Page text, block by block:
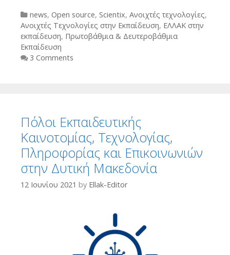
Categories
news, Open source, Scientix, Ανοιχτές τεχνολογίες,
Ανοιχτές Τεχνολογίες στην Εκπαίδευση, ΕΛΛΑΚ στην
εκπαίδευση, Πρωτοβάθμια & Δευτεροβάθμια
Εκπαίδευση
3 Comments
Πόλοι Εκπαιδευτικής
Καινοτομίας, Τεχνολογίας,
Πληροφορίας και Επικοινωνιών
στην Δυτική Μακεδονία
12 Ιουνίου 2021 by Ellak-Editor